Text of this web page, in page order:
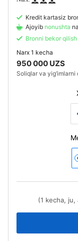
Kredit kartasiz
Ajoyib nonushta
Bronni bekor qilish
Narx 1 kecha
950 000 UZS
Soliqlar va yig‘imlarni
(1 kecha,